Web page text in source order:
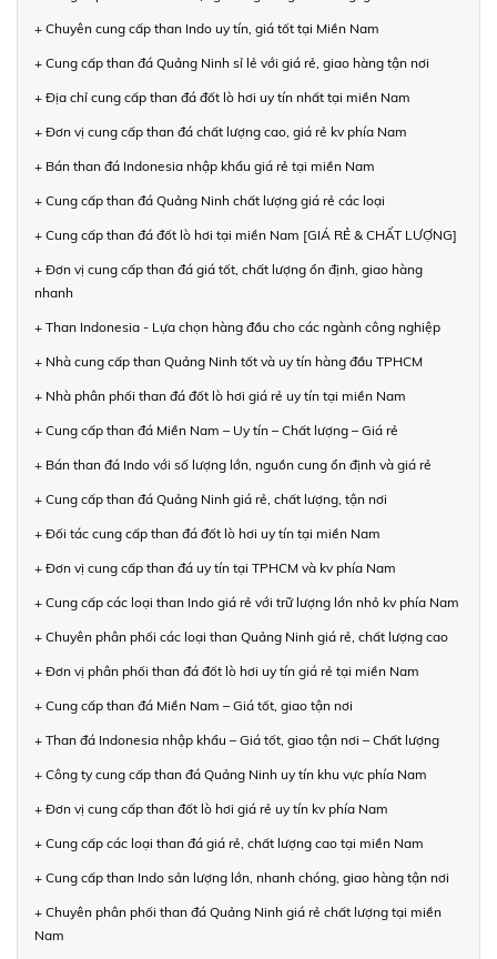
+ Chuyên cung cấp than Indo uy tín, giá tốt tại Miền Nam
+ Cung cấp than đá Quảng Ninh sỉ lẻ với giá rẻ, giao hàng tận nơi
+ Địa chỉ cung cấp than đá đốt lò hơi uy tín nhất tại miền Nam
+ Đơn vị cung cấp than đá chất lượng cao, giá rẻ kv phía Nam
+ Bán than đá Indonesia nhập khẩu giá rẻ tại miền Nam
+ Cung cấp than đá Quảng Ninh chất lượng giá rẻ các loại
+ Cung cấp than đá đốt lò hơi tại miền Nam [GIÁ RẺ & CHẤT LƯỢNG]
+ Đơn vị cung cấp than đá giá tốt, chất lượng ổn định, giao hàng
nhanh
+ Than Indonesia - Lựa chọn hàng đầu cho các ngành công nghiệp
+ Nhà cung cấp than Quảng Ninh tốt và uy tín hàng đầu TPHCM
+ Nhà phân phối than đá đốt lò hơi giá rẻ uy tín tại miền Nam
+ Cung cấp than đá Miền Nam – Uy tín – Chất lượng – Giá rẻ
+ Bán than đá Indo với số lượng lớn, nguồn cung ổn định và giá rẻ
+ Cung cấp than đá Quảng Ninh giá rẻ, chất lượng, tận nơi
+ Đối tác cung cấp than đá đốt lò hơi uy tín tại miền Nam
+ Đơn vị cung cấp than đá uy tín tại TPHCM và kv phía Nam
+ Cung cấp các loại than Indo giá rẻ với trữ lượng lớn nhỏ kv phía Nam
+ Chuyên phân phối các loại than Quảng Ninh giá rẻ, chất lượng cao
+ Đơn vị phân phối than đá đốt lò hơi uy tín giá rẻ tại miền Nam
+ Cung cấp than đá Miền Nam – Giá tốt, giao tận nơi
+ Than đá Indonesia nhập khẩu – Giá tốt, giao tận nơi – Chất lượng
+ Công ty cung cấp than đá Quảng Ninh uy tín khu vực phía Nam
+ Đơn vị cung cấp than đốt lò hơi giá rẻ uy tín kv phía Nam
+ Cung cấp các loại than đá giá rẻ, chất lượng cao tại miền Nam
+ Cung cấp than Indo sản lượng lớn, nhanh chóng, giao hàng tận nơi
+ Chuyên phân phối than đá Quảng Ninh giá rẻ chất lượng tại miền
Nam